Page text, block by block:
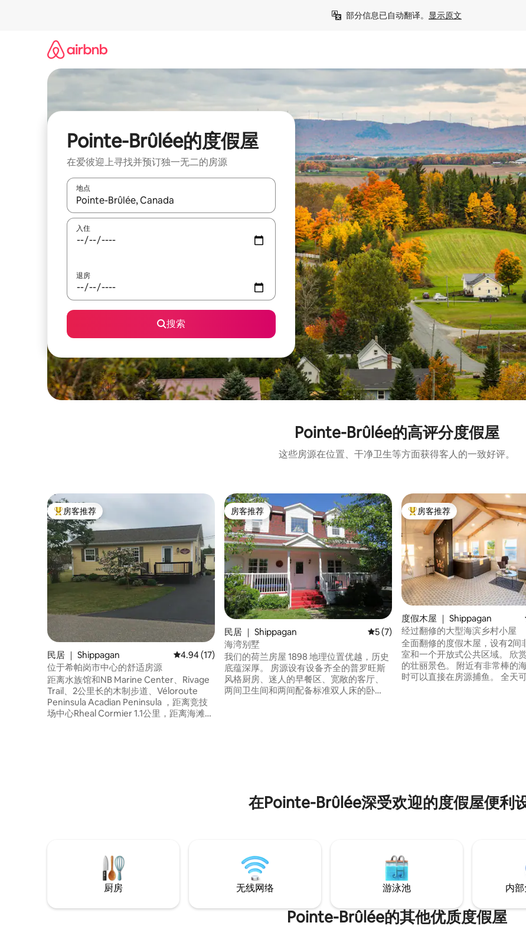
部分信息已自动翻译。 显示原文
Pointe-Brûlée的度假屋
在爱彼迎上寻找并预订独一无二的房源
地点
如有搜索结果，请使用上下方向键查看，或通过点击或滑动手势浏览。
入住
退房
搜索
Pointe-Brûlée的高评分度假屋
这些房源在位置、干净卫生等方面获得客人的一致好评。
热门「房客推荐」
房客推荐
民居 ｜ Shippagan 平均评分 4.94 分（满分 5 分），共 17 条评价
4.94 (17)
位于希帕岗市中心的舒适房源
距离水族馆和NB Marine Center、Rivage
Trail、2公里长的木制步道、Véloroute
Peninsula Acadian Peninsula ，距离竞技
场中心Rheal Cormier 1.1公里，距离海滩
房客推荐
房客推荐
民居 ｜ Shippagan 平均评分 5 分（满分 5 分），共 7 条评价
5 (7)
海湾别墅
我们的荷兰房屋 1898 地理位置优越，历史
底蕴深厚。 房源设有设备齐全的普罗旺斯
风格厨房、迷人的早餐区、宽敞的客厅、
两间卫生间和两间配备标准双人床的卧
热门「房客推荐」
房客推荐
度假木屋 ｜ Shippagan
经过翻修的大型海滨乡村小屋
全面翻修的度假木屋，设有2间
室和一个开放式公共区域。 欣
的壮丽景色。 附近有非常棒的
时可以直接在房源捕鱼。 全天
在Pointe-Brûlée深受欢迎的度假屋便利
厨房 无线网络 游泳池 内
Pointe-Brûlée的其他优质度假屋